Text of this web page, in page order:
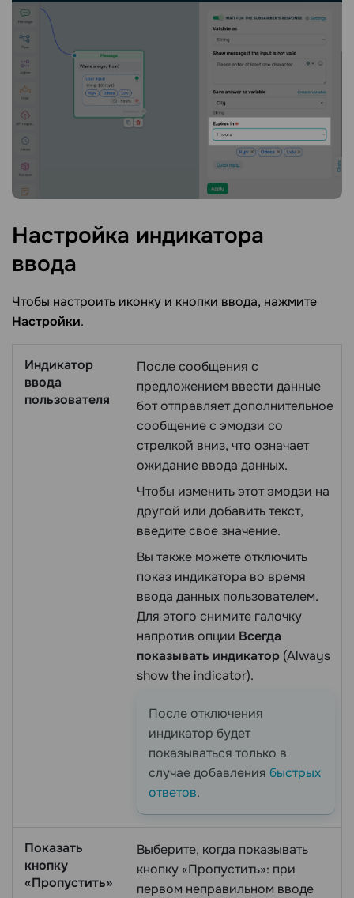
Настройка индикатора
ввода
Чтобы настроить иконку и кнопки ввода, нажмите
Настройки.
Индикатор
ввода
пользователя
После сообщения с
предложением ввести данные
бот отправляет дополнительное
сообщение с эмодзи со
стрелкой вниз, что означает
ожидание ввода данных.
Чтобы изменить этот эмодзи на
другой или добавить текст,
введите свое значение.
Вы также можете отключить
показ индикатора во время
ввода данных пользователем.
Для этого снимите галочку
напротив опции Всегда
показывать индикатор (Always
show the indicator).
После отключения
индикатор будет
показываться только в
случае добавления быстрых
ответов.
Показать
кнопку
«Пропустить»
Выберите, когда показывать
кнопку «Пропустить»: при
первом неправильном вводе